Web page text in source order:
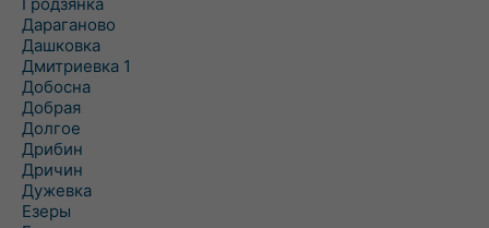
Дараганово
Дашковка
Дмитриевка 1
Добосна
Добрая
Долгое
Дрибин
Дричин
Дужевка
Езеры